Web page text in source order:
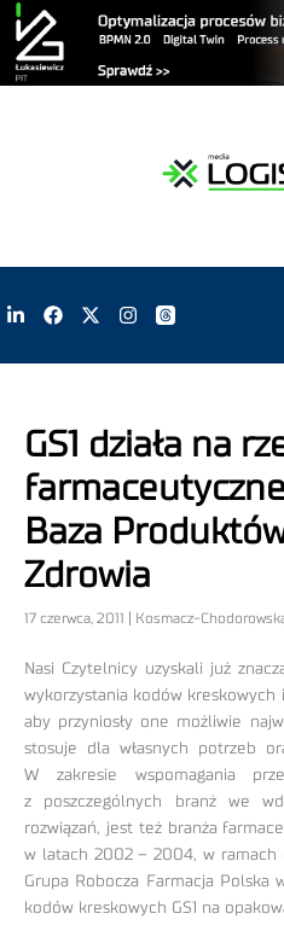
GS1 działa na
Baza
Zdrowia
17 czerwca, 2011 | Kosmacz-
Nasi Czytelnicy uzyskali już
wykorzystania kodów
aby przyniosły one możliwie
stosuje dla własnych potrzeb
W zakresie wspomagania
z poszczególnych branż we
rozwiązań, jest też branża
w latach 2002 – 2004, w ramach
Grupa Robocza Farmacja Polska
kodów kreskowych GS1 na